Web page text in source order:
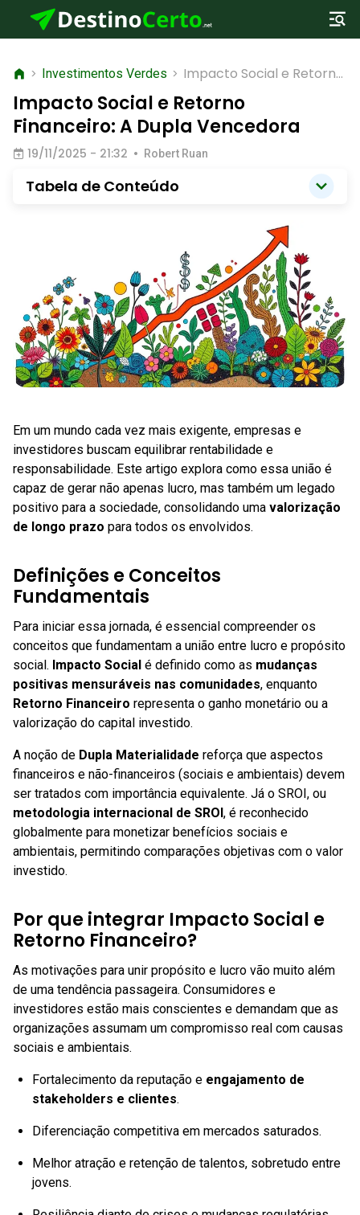
> Investimentos Verdes > Impacto Social e Retorno
Financeiro: A Dupla
Vencedora
Impacto Social e Retorno
Financeiro: A Dupla Vencedora
19/11/2025 - 21:32 • Robert Ruan
Tabela de Conteúdo
Em um mundo cada vez mais exigente, empresas e
investidores buscam equilibrar rentabilidade e
responsabilidade. Este artigo explora como essa união é
capaz de gerar não apenas lucro, mas também um legado
positivo para a sociedade, consolidando uma valorização
de longo prazo para todos os envolvidos.
Definições e Conceitos
Fundamentais
Para iniciar essa jornada, é essencial compreender os
conceitos que fundamentam a união entre lucro e propósito
social. Impacto Social é definido como as mudanças
positivas mensuráveis nas comunidades, enquanto
Retorno Financeiro representa o ganho monetário ou a
valorização do capital investido.
A noção de Dupla Materialidade reforça que aspectos
financeiros e não-financeiros (sociais e ambientais) devem
ser tratados com importância equivalente. Já o SROI, ou
metodologia internacional de SROI, é reconhecido
globalmente para monetizar benefícios sociais e
ambientais, permitindo comparações objetivas com o valor
investido.
Por que integrar Impacto Social e
Retorno Financeiro?
As motivações para unir propósito e lucro vão muito além
de uma tendência passageira. Consumidores e
investidores estão mais conscientes e demandam que as
organizações assumam um compromisso real com causas
sociais e ambientais.
Fortalecimento da reputação e engajamento de
stakeholders e clientes.
Diferenciação competitiva em mercados saturados.
Melhor atração e retenção de talentos, sobretudo entre
jovens.